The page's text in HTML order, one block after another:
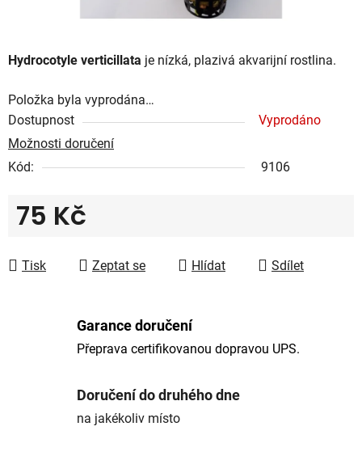
Hydrocotyle verticillata je nízká, plazivá akvarijní rostlina.
Položka byla vyprodána…
Dostupnost
Vyprodáno
Možnosti doručení
Kód:
9106
75 Kč
Tisk
Zeptat se Hlídat Sdílet
Garance doručení
Přeprava certifikovanou dopravou UPS.
Doručení do druhého dne
na jakékoliv místo